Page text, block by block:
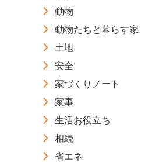
動物
動物たちと暮らす家
土地
安全
家づくりノート
家事
生活お役立ち
相続
省エネ